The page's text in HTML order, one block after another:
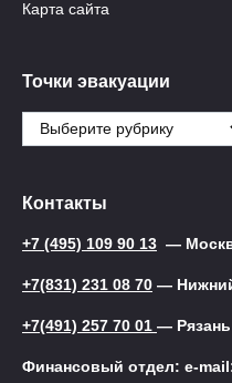
Карта сайта
Точки эвакуации
Точки
эвакуации
Контакты
+7 (495) 109 90 13 —
+7(831) 231 08 70 —
+7(491) 257 70 01 — Рязань
Финансовый отдел: e-